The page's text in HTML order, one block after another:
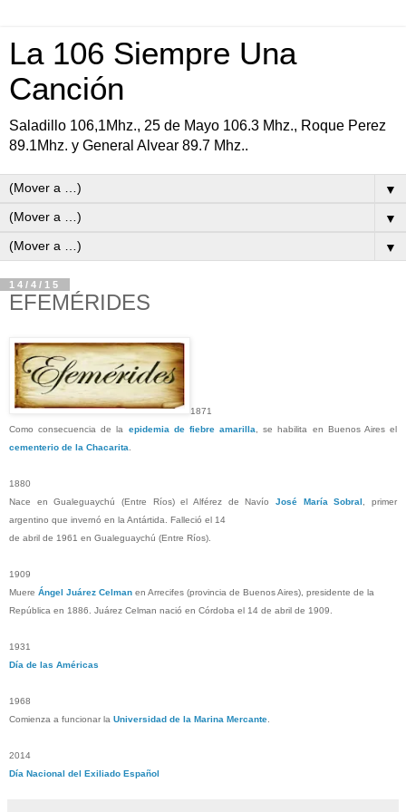
La 106 Siempre Una
Canción
Saladillo 106,1Mhz., 25 de Mayo 106.3 Mhz., Roque Perez
89.1Mhz. y General Alvear 89.7 Mhz..
▼
▼
▼
14/4/15
EFEMÉRIDES
1871
Como consecuencia de la epidemia de fiebre amarilla , se habilita en Buenos Aires el
cementerio de la Chacarita
1880
Nace en Gualeguaychú (Entre Ríos) el Alférez de Navío José María Sobral
, primer
argentino que invernó en la Antártida. Falleció el 14
de abril de 1961 en Gualeguaychú (Entre Ríos).
1909
Muere Ángel Juárez Celman en Arrecifes (provincia de Buenos Aires), presidente de la
República en 1886. Juárez Celman nació en Córdoba el 14 de abril de 1909.
1931
Día de las Américas
1968
Comienza a funcionar la Universidad de la Marina Mercante
2014
Día Nacional del Exiliado Español